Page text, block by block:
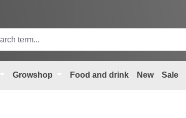
Growshop Food and drink New Sale